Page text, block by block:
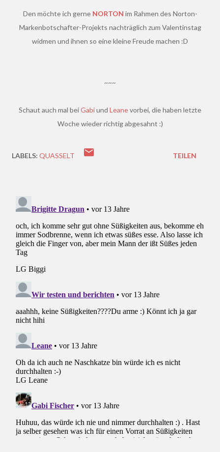
Den möchte ich gerne NORTON im Rahmen des Norton-
Markenbotschafter-Projekts nachträglich zum Valentinstag
widmen und ihnen so eine kleine Freude machen :D
~~~
Schaut auch mal beiGabiund Leanevorbei, die haben letzte
Woche wieder richtig abgesahnt :)
LABELS: QUASSELT TEILEN